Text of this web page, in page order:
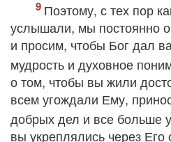
Поэтому, с тех пор
услышали, мы постоянно
и просим, чтобы Бог дал
мудрость и духовное
о том, чтобы вы жили
всем угождали Ему,
добрых дел и все больше
вы укреплялись через Его